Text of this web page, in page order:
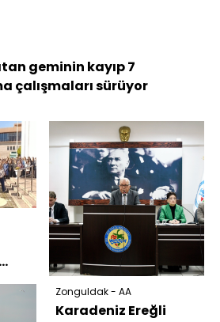
geminin kayıp 7
çalışmaları sürüyor
Zonguldak - AA
Karadeniz Ereğli